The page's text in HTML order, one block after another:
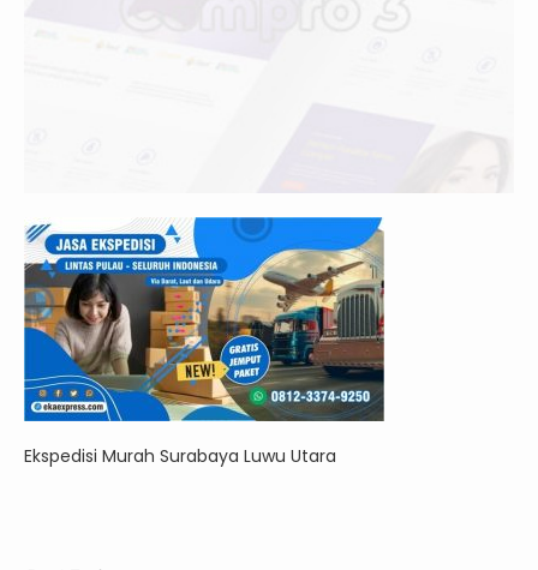
Ekspedisi Murah Surabaya Luwu Utara